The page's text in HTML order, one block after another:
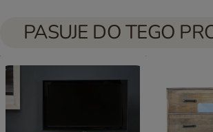
PASUJE DO TEGO